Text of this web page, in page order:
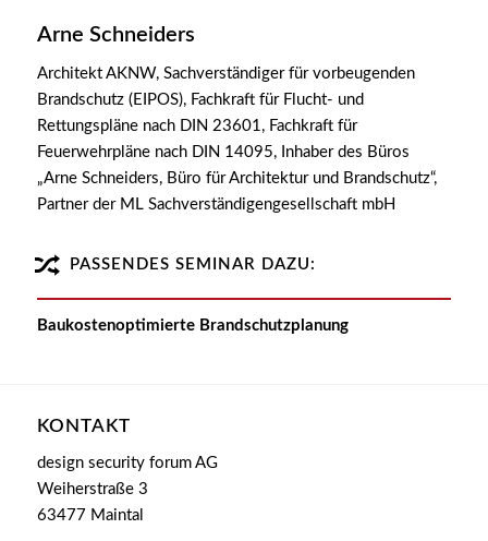
Arne Schneiders
Architekt AKNW, Sachverständiger für vorbeugenden
Brandschutz (EIPOS), Fachkraft für Flucht- und
Rettungspläne nach DIN 23601, Fachkraft für
Feuerwehrpläne nach DIN 14095, Inhaber des Büros
„Arne Schneiders, Büro für Architektur und Brandschutz“,
Partner der ML Sachverständigengesellschaft mbH
PASSENDES SEMINAR DAZU:
Baukostenoptimierte Brandschutzplanung
KONTAKT
design security forum AG
Weiherstraße 3
63477 Maintal